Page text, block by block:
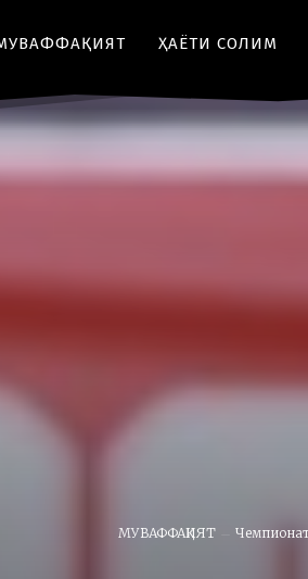
ҲАЁТИ СОЛИМ
МУВАФФАҚИЯТ